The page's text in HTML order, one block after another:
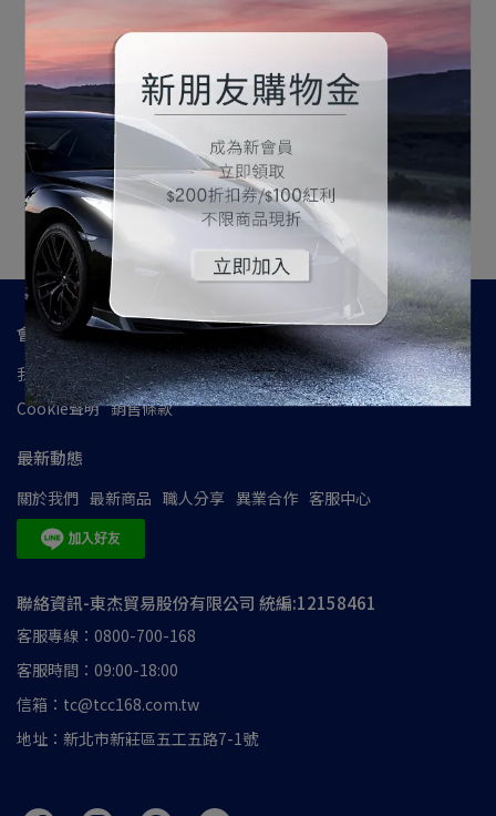
飛利浦 OP7100 智能藍芽
車用香氛機*多種豐富香型
來自香水之都*
NT$6,399NT$8,000
加入購物車
香氛機專用香氛棒系列-8
種香氛 *解緩在暈車上的不
適*
NT$1,199
加入購物車
會員資訊
我的帳戶 隱私政策 使用條款 會員權益 防詐騙宣導
Cookie聲明 銷售條款
最新動態
關於我們 最新商品 職人分享 異業合作 客服中心
聯絡資訊-東杰貿易股份有限公司 統編:12158461
客服專線：0800-700-168
客服時間：09:00-18:00
信箱：tc@tcc168.com.tw
地址：新北市新莊區五工五路7-1號